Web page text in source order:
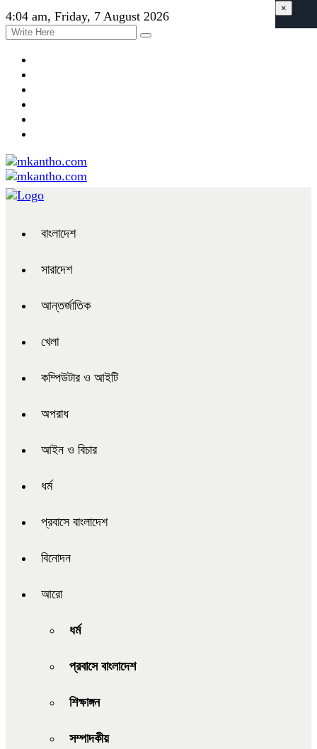
4:04 am, Friday, 7 August 2026
বাংলাদেশ
সারাদেশ
আন্তর্জাতিক
খেলা
কম্পিউটার ও আইটি
অপরাধ
আইন ও বিচার
ধর্ম
প্রবাসে বাংলাদেশ
বিনোদন
আরো
ধর্ম
প্রবাসে বাংলাদেশ
শিক্ষাঙ্গন
সম্পাদকীয়
×